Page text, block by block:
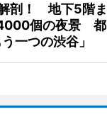
剖！ 地下5階ま
個の夜景 都
一つの渋谷」